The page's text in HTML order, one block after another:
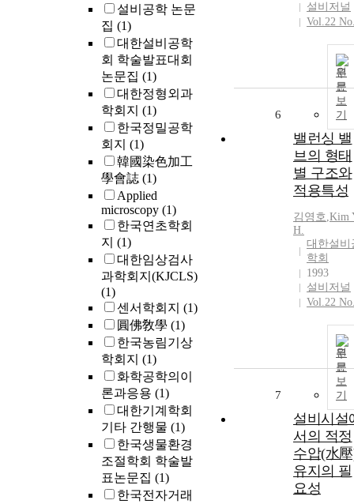
설비공학 논문
집 (1)
대한설비공학
회 학술발표대회
논문집 (1)
대한정형외과
학회지 (1)
한국정밀공학
회지 (1)
韓國染色加工
學會誌 (1)
Applied
microscopy (1)
한국연초학회
지 (1)
대한임상검사
과학회지(KJCLS)
(1)
센서학회지 (1)
圓佛敎學 (1)
한국농림기상
학회지 (1)
화학공학의이
론과응용 (1)
대한기계학회
기타 간행물 (1)
한국생물환경
조절학회 학술발
표논문집 (1)
한국전자거래
설비저널
Vol.22
원
문
보
기
6
밸런싱 밸
브의 형태
별 구조와
적용특성
김영호,Kim
H.
대한설비
학회
1993
설비저널
Vol.22
원
문
보
기
7
설비시설
서의 적정
수압(水
유지의 필
요성